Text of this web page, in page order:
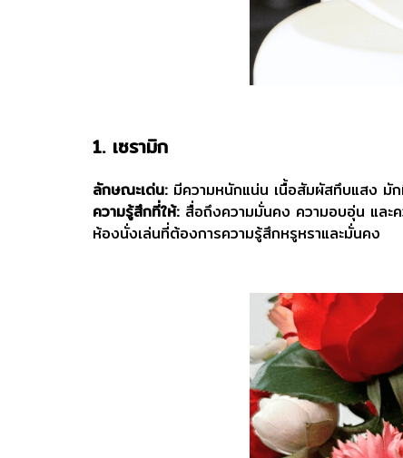
1. เซรามิก
ลักษณะเด่น: มีความหนักแน่น เนื้อสัมผัสทึบแสง มัก
ความรู้สึกที่ให้: สื่อถึงความมั่นคง ความอบอุ่น และ
ห้องนั่งเล่นที่ต้องการความรู้สึกหรูหราและมั่นคง